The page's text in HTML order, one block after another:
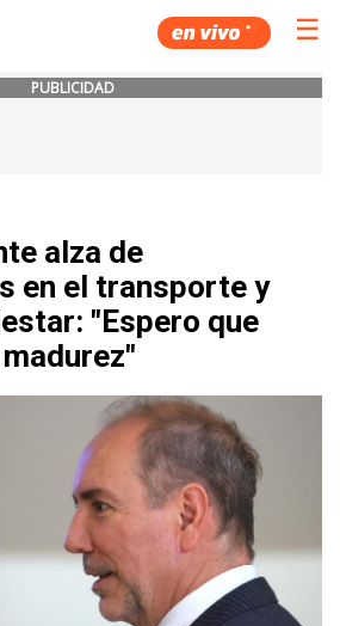
☰
PUBLICIDAD
alza de
en el transporte y
"Espero que